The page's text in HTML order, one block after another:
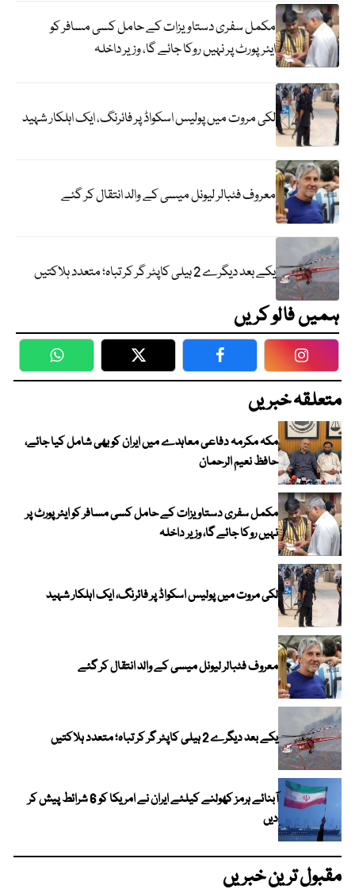
مکمل سفری دستاویزات کے حامل کسی مسافر کو
ایئرپورٹ پر نہیں روکا جائے گا، وزیر داخلہ
لکی مروت میں پولیس اسکواڈ پر فائرنگ، ایک اہلکار شہید
معروف فٹبالر لیونل میسی کے والد انتقال کر گئے
یکے بعد دیگرے 2 ہیلی کاپٹر گر کر تباہ؛ متعدد ہلاکتیں
ہمیں فالو کریں
WhatsApp Twitter Facebook
متعلقہ خبریں
مکہ مکرمہ دفاعی معاہدے میں ایران کو بھی شامل کیا جائے،
حافظ نعیم الرحمان
مکمل سفری دستاویزات کے حامل کسی مسافر کو ایئرپورٹ پر
نہیں روکا جائے گا، وزیر داخلہ
لکی مروت میں پولیس اسکواڈ پر فائرنگ، ایک اہلکار شہید
معروف فٹبالر لیونل میسی کے والد انتقال کر گئے
یکے بعد دیگرے 2 ہیلی کاپٹر گر کر تباہ؛ متعدد ہلاکتیں
آبنائے ہرمز کھولنے کیلئے ایران نے امریکا کو 6 شرائط پیش کر
دیں
مقبول ترین خبریں